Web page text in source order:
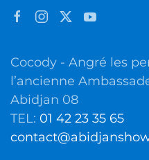
Cocody - Angré les
l’ancienne
Abidjan 08
TEL: 01 42 23 35 65